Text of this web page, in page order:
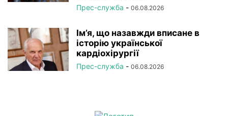
Прес-служба - 06.08.2026
Ім’я, що назавжди вписане в
історію української
кардіохірургії
Прес-служба - 06.08.2026